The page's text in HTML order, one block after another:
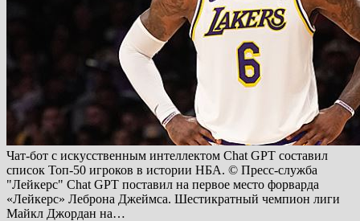
Чат-бот с искусственным интеллектом Chat GPT составил
список Топ-50 игроков в истории НБА. © Пресс-служба
"Лейкерс" Chat GPT поставил на первое место форварда
«Лейкерс» Леброна Джеймса. Шестикратный чемпион лиги
Майкл Джордан на…